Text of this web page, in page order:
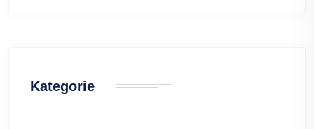
Kategorie